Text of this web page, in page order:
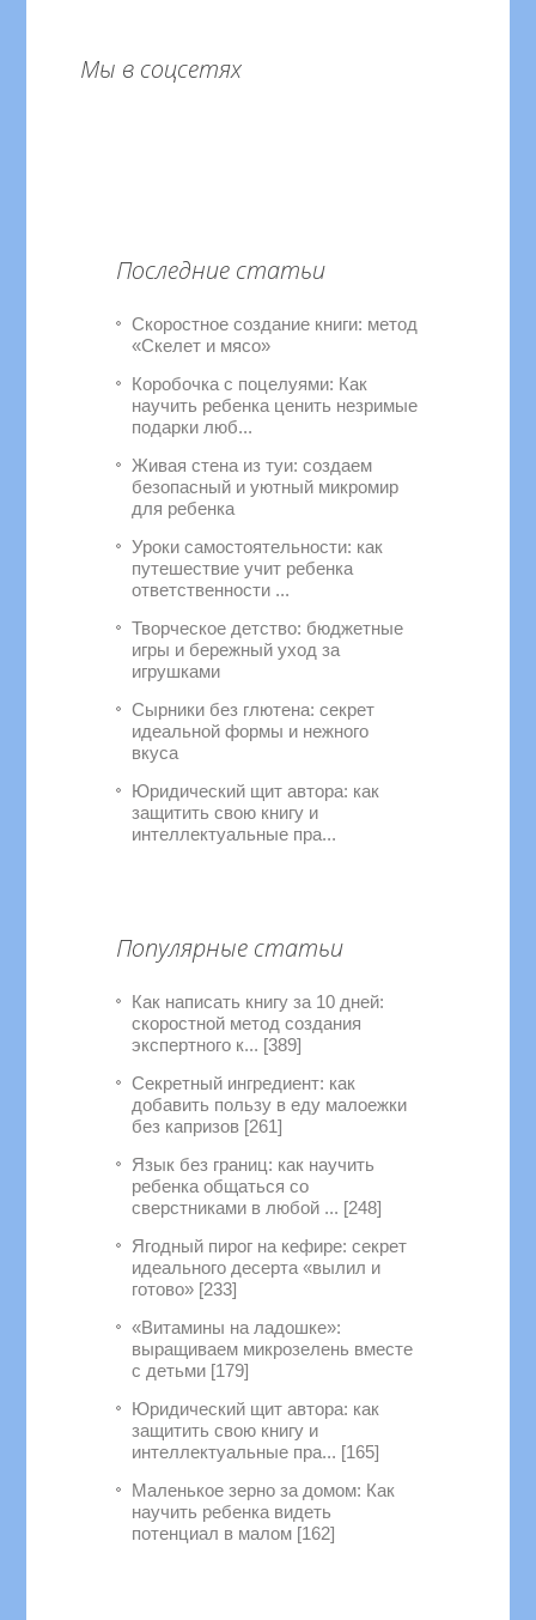
Мы в соцсетях
Последние статьи
Скоростное создание книги: метод
«Скелет и мясо»
Коробочка с поцелуями: Как
научить ребенка ценить незримые
подарки люб...
Живая стена из туи: создаем
безопасный и уютный микромир
для ребенка
Уроки самостоятельности: как
путешествие учит ребенка
ответственности ...
Творческое детство: бюджетные
игры и бережный уход за
игрушками
Сырники без глютена: секрет
идеальной формы и нежного
вкуса
Юридический щит автора: как
защитить свою книгу и
интеллектуальные пра...
Популярные статьи
Как написать книгу за 10 дней:
скоростной метод создания
экспертного к... [389]
Секретный ингредиент: как
добавить пользу в еду малоежки
без капризов [261]
Язык без границ: как научить
ребенка общаться со
сверстниками в любой ... [248]
Ягодный пирог на кефире: секрет
идеального десерта «вылил и
готово» [233]
«Витамины на ладошке»:
выращиваем микрозелень вместе
с детьми [179]
Юридический щит автора: как
защитить свою книгу и
интеллектуальные пра... [165]
Маленькое зерно за домом: Как
научить ребенка видеть
потенциал в малом [162]